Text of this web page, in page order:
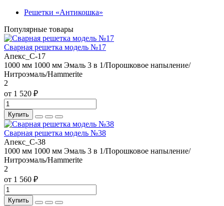
Решетки «Антикошка»
Популярные товары
Сварная решетка модель №17
Апекс_С-17
1000 мм 1000 мм Эмаль 3 в 1/Порошковое напыление/
Нитроэмаль/Hammerite
2
от 1 520 ₽
Купить
Сварная решетка модель №38
Апекс_С-38
1000 мм 1000 мм Эмаль 3 в 1/Порошковое напыление/
Нитроэмаль/Hammerite
2
от 1 560 ₽
Купить